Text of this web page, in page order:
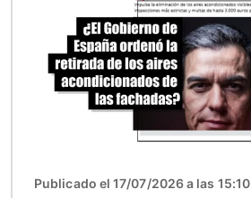
Publicado el 17/07/2026 a las 15:10